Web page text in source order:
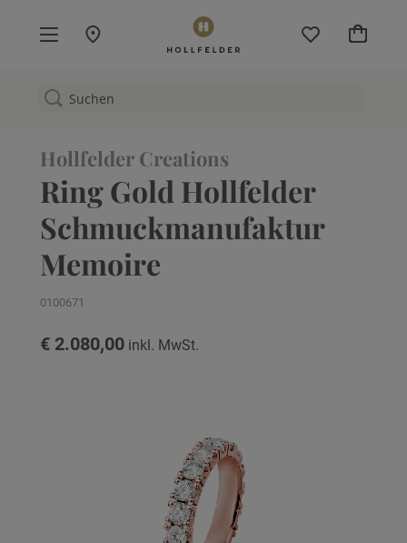
Mein
Hollfelder Creations
Ring Gold Hollfelder
Schmuckmanufaktur
Memoire
0100671
€ 2.080,00